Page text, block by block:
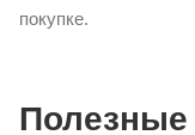
покупке.
Полезные